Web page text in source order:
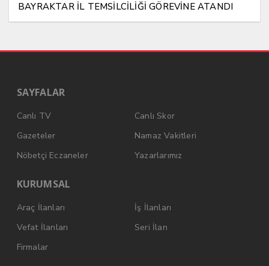
BAYRAKTAR İL TEMSİLCİLİĞİ GÖREVİNE ATANDI
SAYFALAR
Canlı TV
Canlı Skor
Gazeteler
Namaz Vakitleri
Nöbetçi Eczaneler
Yazarlarımız
KURUMSAL
Araç İlanları
İş İlanları
Vefat İlanları
Seri İlan
Firmalar